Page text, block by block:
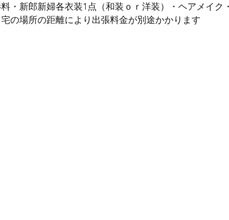
・新郎新婦各衣装1点（和装ｏｒ洋装）・ヘアメイク
宅の場所の距離により出張料金が別途かかります